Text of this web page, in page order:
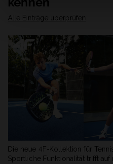
Alle Einträge überprüfen
Die neue 4F-Kollektion für
Sportliche Funktionalität trifft